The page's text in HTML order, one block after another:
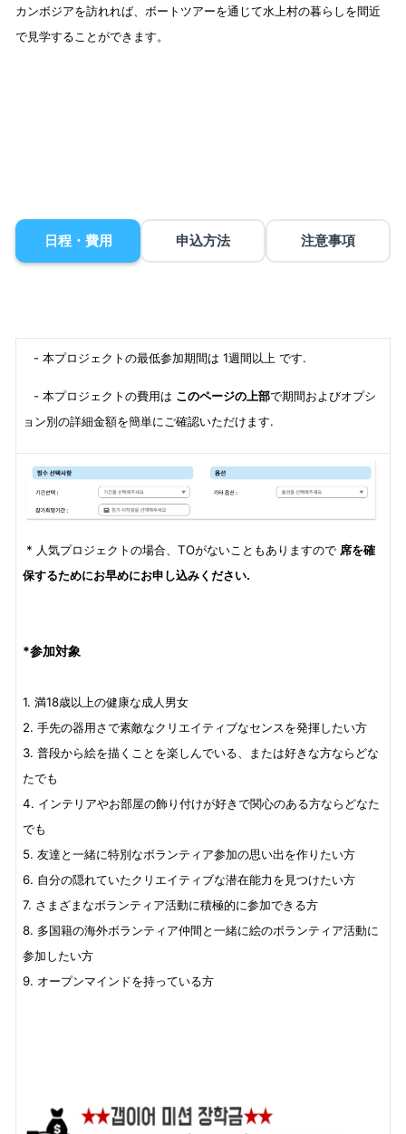
カンボジアを訪れれば、ボートツアーを通じて水上村の暮らしを間近
で見学することができます。
日程・費用 申込方法 注意事項
- 本プロジェクトの最低参加期間は 1週間以上 です.
- 本プロジェクトの費用は このページの上部で期間およびオプシ
ョン別の詳細金額を簡単にご確認いただけます.
* 人気プロジェクトの場合、TOがないこともありますので 席を確
保するためにお早めにお申し込みください.
*参加対象
1. 満18歳以上の健康な成人男女
2. 手先の器用さで素敵なクリエイティブなセンスを発揮したい方
3. 普段から絵を描くことを楽しんでいる、または好きな方ならどな
たでも
4. インテリアやお部屋の飾り付けが好きで関心のある方ならどなた
でも
5. 友達と一緒に特別なボランティア参加の思い出を作りたい方
6. 自分の隠れていたクリエイティブな潜在能力を見つけたい方
7. さまざまなボランティア活動に積極的に参加できる方
8. 多国籍の海外ボランティア仲間と一緒に絵のボランティア活動に
参加したい方
9. オープンマインドを持っている方